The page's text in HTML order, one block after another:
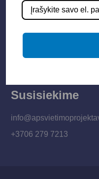
Apie mus
Kontaktai
Susisiekime
+3706 279 7213